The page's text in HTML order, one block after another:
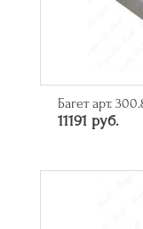
Багет арт.
11191 руб.